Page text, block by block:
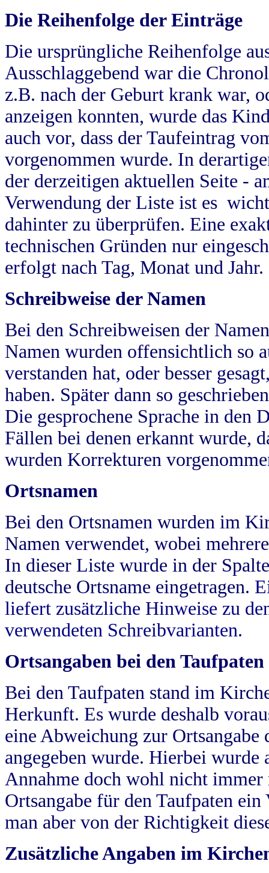
Die Reihenfolge der Einträge
Die ursprüngliche Reihenfolge
Ausschlaggebend war die
z.B. nach der Geburt krank war,
anzeigen konnten, wurde das
auch vor, dass der Taufeintrag
vorgenommen wurde. In
der derzeitigen aktuellen Seite -
Verwendung der Liste ist es
dahinter zu überprüfen. Eine
technischen Gründen nur
erfolgt nach Tag, Monat und Jahr.
Schreibweise der Namen
Bei den Schreibweisen der
Namen wurden offensichtlich so
verstanden hat, oder besser
haben. Später dann so
Die gesprochene Sprache in
Fällen bei denen erkannt wurde,
wurden Korrekturen
Ortsnamen
Bei den Ortsnamen wurden im
Namen verwendet, wobei
In dieser Liste wurde in der
deutsche Ortsname eingetragen.
liefert zusätzliche Hinweise zu
verwendeten Schreibvarianten.
Ortsangaben bei den Taufpaten
Bei den Taufpaten stand im
Herkunft. Es wurde deshalb
eine Abweichung zur
angegeben wurde. Hierbei wurde
Annahme doch wohl nicht
Ortsangabe für den Taufpaten
man aber von der Richtigkeit
Zusätzliche Angaben im